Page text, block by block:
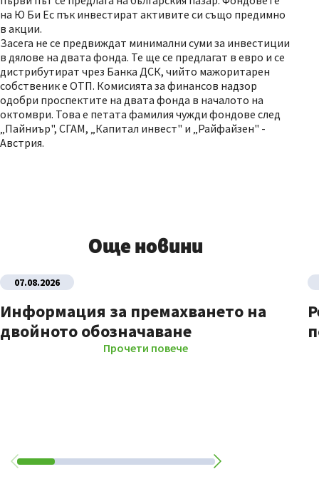
на Ю Би Ес пък инвестират активите си също предимно
в акции.
Засега не се предвиждат минимални суми за инвестиции
в дялове на двата фонда. Те ще се предлагат в евро и се
дистрибутират чрез Банка ДСК, чийто мажоритарен
собственик е ОТП. Комисията за финансов надзор
одобри проспектите на двата фонда в началото на
октомври. Това е петата фамилия чужди фондове след
„Пайниър", СГАМ, „Капитал инвест" и „Райфайзен" -
Австрия.
Още новини
07.08.2026
Информация за премахването на
двойното обозначаване
Прочети повече